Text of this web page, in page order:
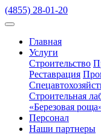
(4855) 28-01-20
Главная
Услуги
Строительство
Реставрация
Строительная
«Березовая
Персонал
Наши партнеры